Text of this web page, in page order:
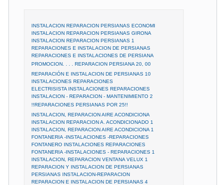
INSTALACION REPARACION PERSIANAS ECONOMI
INSTALACION REPARACION PERSIANAS GIRONA
INSTALACION REPARACION PERSIANAS 1
REPARACIONES E INSTALACION DE PERSIANAS
REPARACIONES E INSTALACIONES DE PERSIANA
PROMOCION. . . . REPARACION PERSIANA 20, 00
REPARACIÓN E INSTALACION DE PERSIANAS 10
INSTALACIONES REPARACIONES
ELECTRISISTA INSTALACIONES REPARACIONES
INSTALACION - REPARACION - MANTENIMIENTO 2
!!REPARACIONES PERSIANAS POR 25!!
INSTALACION, REPARACION AIRE ACONDICIONA
INSTALACION REPARACION A. ACONDICIONADO 1
INSTALACION, REPARACION AIRE ACONDICIONA 1
FONTANERIA -INSTALACIONES -REPARACIONES
FONTANERO INSTALACIONES REPARACIONES
FONTANERIA -INSTALACIONES - REPARACIONES 1
INSTALACION, REPARACION VENTANA VELUX 1
REPARACION Y INSTALACION DE PERSIANAS
PERSIANAS INSTALACION-REPARACION
REPARACION E INSTALACION DE PERSIANAS 4